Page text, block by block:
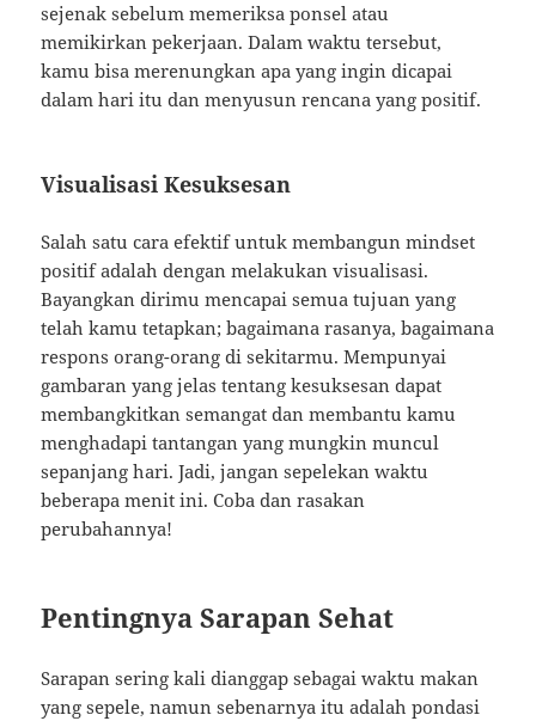
sejenak sebelum memeriksa ponsel atau
memikirkan pekerjaan. Dalam waktu tersebut,
kamu bisa merenungkan apa yang ingin dicapai
dalam hari itu dan menyusun rencana yang positif.
Visualisasi Kesuksesan
Salah satu cara efektif untuk membangun mindset
positif adalah dengan melakukan visualisasi.
Bayangkan dirimu mencapai semua tujuan yang
telah kamu tetapkan; bagaimana rasanya, bagaimana
respons orang-orang di sekitarmu. Mempunyai
gambaran yang jelas tentang kesuksesan dapat
membangkitkan semangat dan membantu kamu
menghadapi tantangan yang mungkin muncul
sepanjang hari. Jadi, jangan sepelekan waktu
beberapa menit ini. Coba dan rasakan
perubahannya!
Pentingnya Sarapan Sehat
Sarapan sering kali dianggap sebagai waktu makan
yang sepele, namun sebenarnya itu adalah pondasi